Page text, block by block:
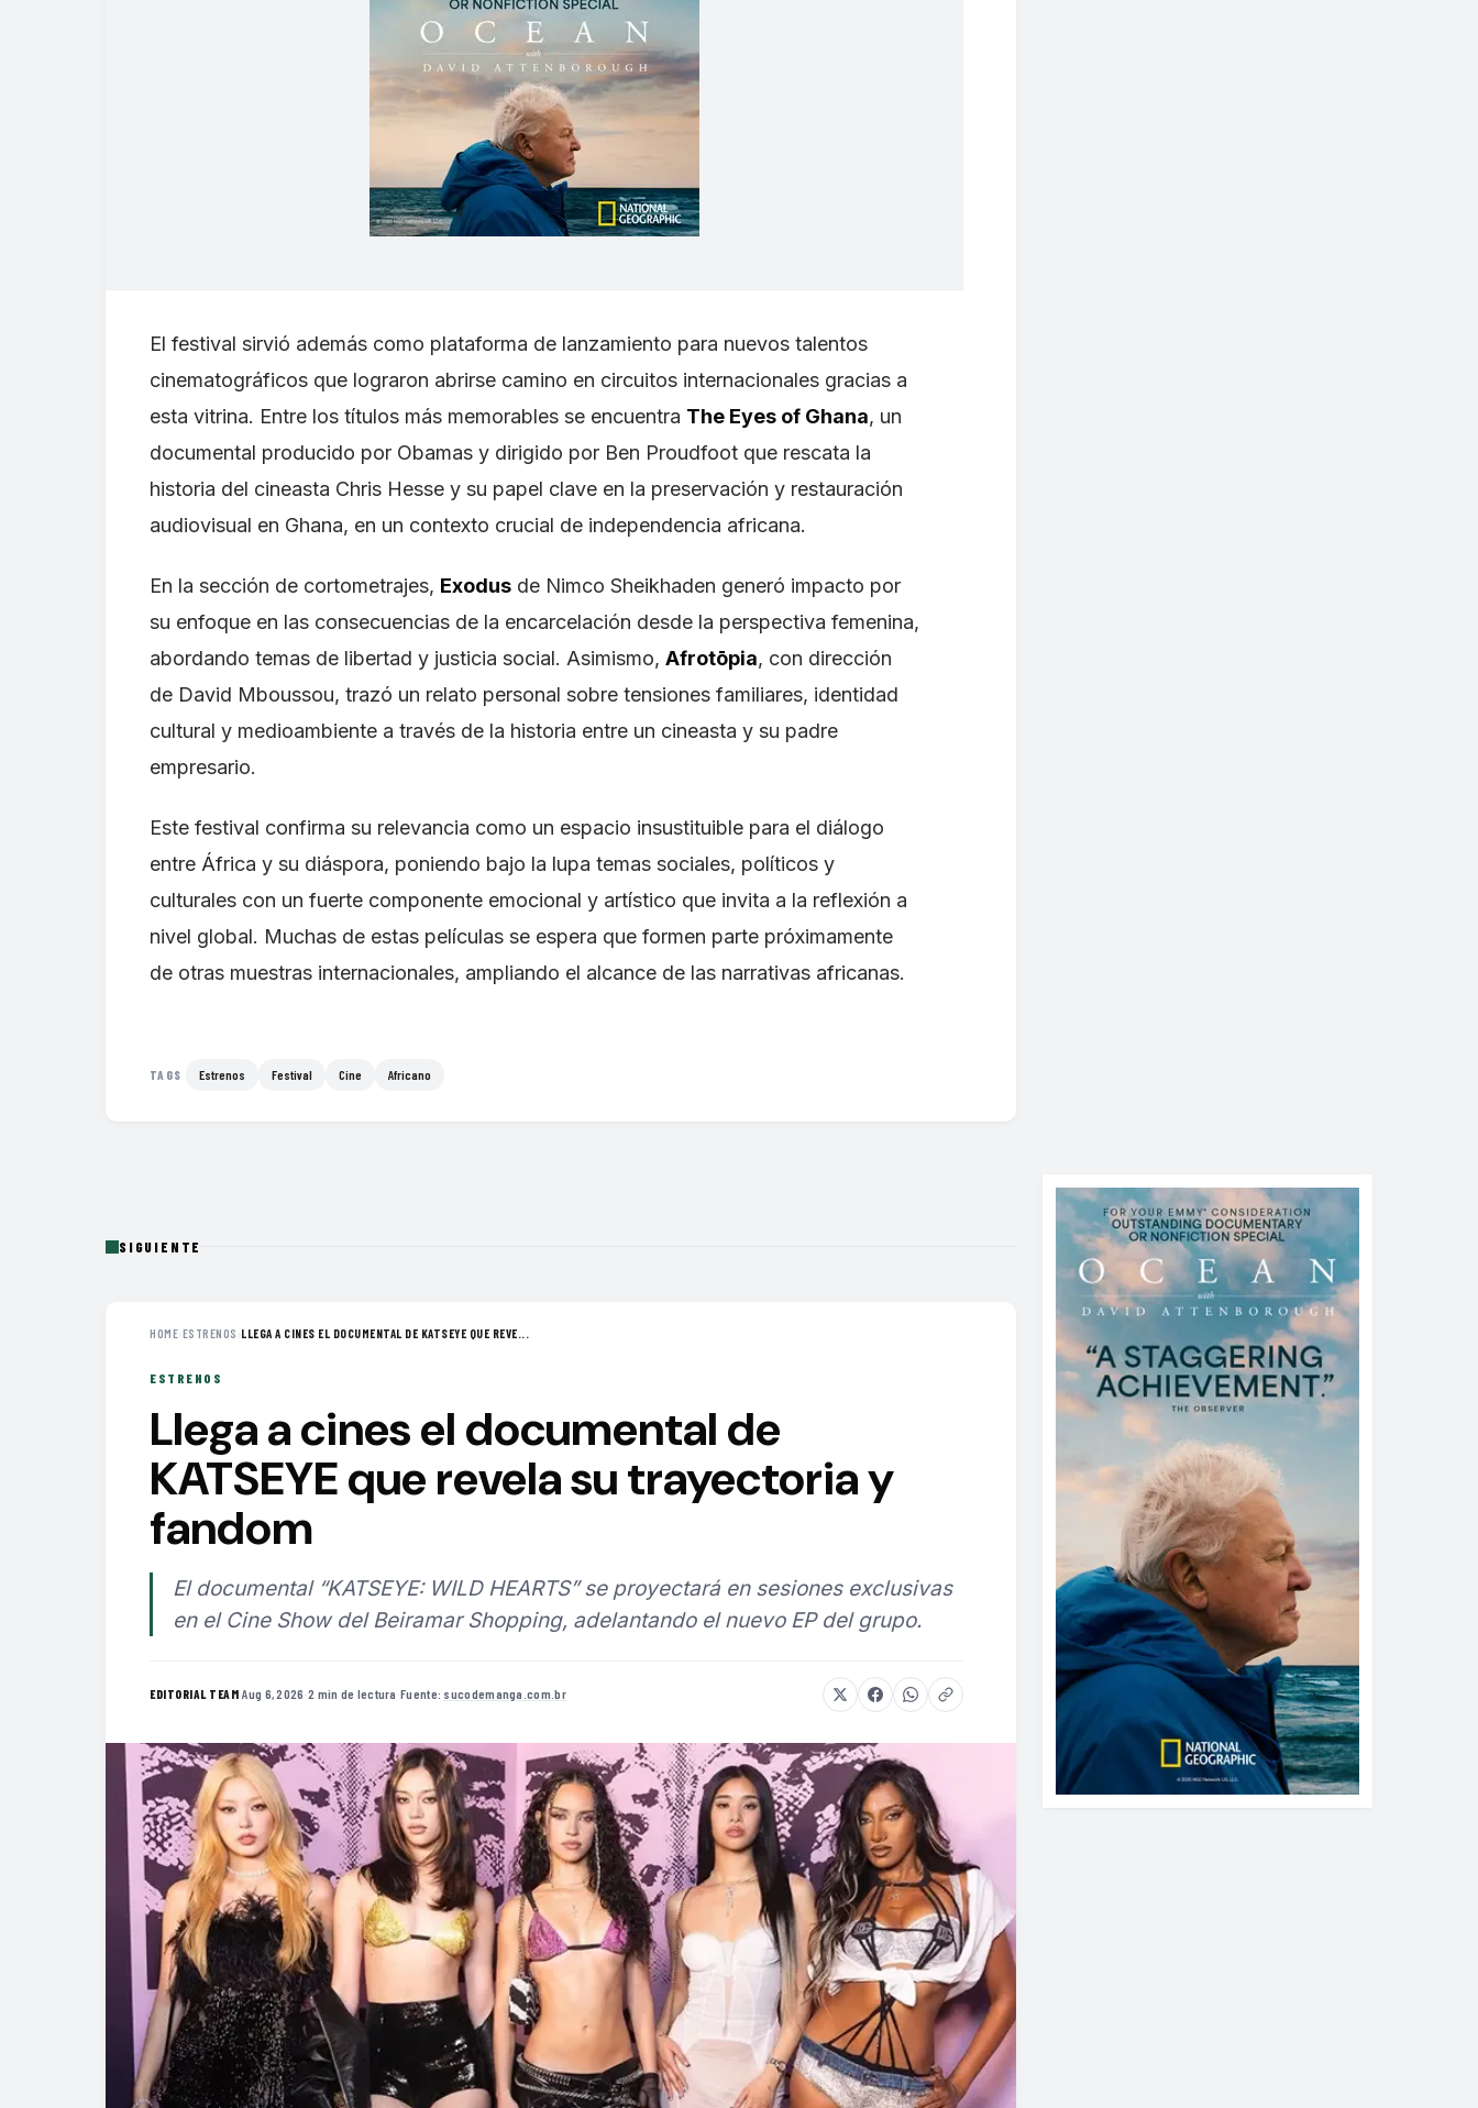
El festival sirvió además como plataforma de lanzamiento para nuevos talentos
cinematográficos que lograron abrirse camino en circuitos internacionales gracias a
esta vitrina. Entre los títulos más memorables se encuentra The Eyes of Ghana, un
documental producido por Obamas y dirigido por Ben Proudfoot que rescata la
historia del cineasta Chris Hesse y su papel clave en la preservación y restauración
audiovisual en Ghana, en un contexto crucial de independencia africana.
En la sección de cortometrajes, Exodus de Nimco Sheikhaden generó impacto por
su enfoque en las consecuencias de la encarcelación desde la perspectiva femenina,
abordando temas de libertad y justicia social. Asimismo, Afrotōpia, con dirección
de David Mboussou, trazó un relato personal sobre tensiones familiares, identidad
cultural y medioambiente a través de la historia entre un cineasta y su padre
empresario.
Este festival confirma su relevancia como un espacio insustituible para el diálogo
entre África y su diáspora, poniendo bajo la lupa temas sociales, políticos y
culturales con un fuerte componente emocional y artístico que invita a la reflexión a
nivel global. Muchas de estas películas se espera que formen parte próximamente
de otras muestras internacionales, ampliando el alcance de las narrativas africanas.
TAGS Estrenos Festival Cine Africano
SIGUIENTE
HOME›ESTRENOS ›LLEGA A CINES EL DOCUMENTAL DE KATSEYE QUE REVE...
ESTRENOS
Llega a cines el documental de
KATSEYE que revela su trayectoria y
fandom
El documental “KATSEYE: WILD HEARTS” se proyectará en sesiones exclusivas
en el Cine Show del Beiramar Shopping, adelantando el nuevo EP del grupo.
EDITORIAL TEAM·Aug 6, 2026 ·2 min de lectura ·Fuente: sucodemanga.com.br